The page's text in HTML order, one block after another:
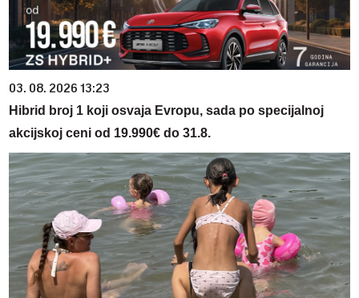
03. 08. 2026 13:23
Hibrid broj 1 koji osvaja Evropu, sada po specijalnoj
akcijskoj ceni od 19.990€ do 31.8.